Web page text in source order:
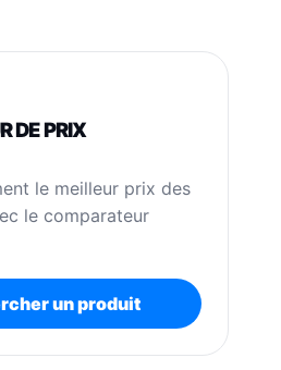
DE PRIX
le meilleur prix des
le comparateur
un produit